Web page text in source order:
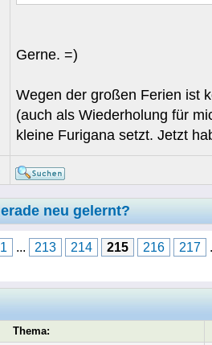
Gerne. =)
Wegen der großen Ferien ist
(auch als Wiederholung für
kleine Furigana setzt. Jetzt
neu gelernt?
1 ... 213 214 215 216 217
Thema: